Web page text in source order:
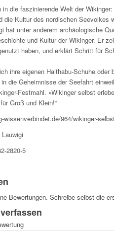
in die faszinierende Welt der
die Kultur des nordischen Seevolkes
hat unter anderem archäologische
und Kultur der Wikinger. Er
haben, und erklärt Schritt für
ihre eigenen Haithabu-Schuhe
die Geheimnisse der Seefahrt
Festmahl. »Wikinger selbst
Groß und Klein!“
wissenverbindet.de/964/wikinger-
2820-5
Bewertungen. Schreibe selbst die